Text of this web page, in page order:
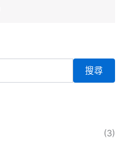
搜尋
(3)